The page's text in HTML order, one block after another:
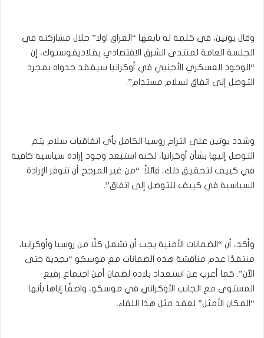
وقال بوتين، في كلمة له تابعها “العراق اولا” خلال مشاركته في
الجلسة العامة لمنتدى الشرق الاقتصادي بفلاديفوستوك، إن
“الوجود العسكري الأجنبي في أوكرانيا سيفقد جدواه بمجرد
التوصل إلى اتفاق لسلام مستدام”.
وشدد بوتين على التزام روسيا الكامل بأي اتفاقيات سلام يتم
التوصل إليها بشأن أوكرانيا، لكنه استبعد وجود إرادة سياسية كافية
في كييف لتحقيق ذلك، قائلاً: “من غير المرجح أن تتوفر الإرادة
السياسية في كييف للتوصل إلى اتفاق”.
وأكد، أن “الضمانات الأمنية يجب أن تشمل كلًا من روسيا وأوكرانيا،
منتقدًا عدم مناقشة هذه الضمانات مع موسكو “بجدية حتى
الآن”. كما أعرب عن استعداد بلاده لضمان أمن اجتماع رفيع
المستوى مع الجانب الأوكراني في موسكو، واصفًا إياها بأنها
“المكان الأمثل” لعقد مثل هذا اللقاء.